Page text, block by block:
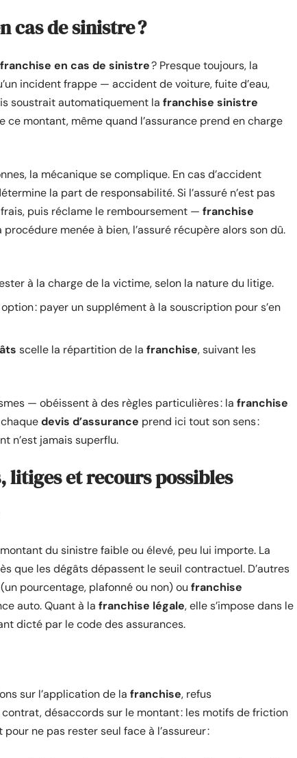
cas de sinistre ?
franchise en cas de sinistre? Presque toujours, la
incident frappe — accident de voiture, fuite d’eau,
soustrait automatiquement la franchise sinistre
ce montant, même quand l’assurance prend en charge
la mécanique se complique. En cas d’accident
la part de responsabilité. Si l’assuré n’est pas
puis réclame le remboursement — franchise
menée à bien, l’assuré récupère alors son dû.
à la charge de la victime, selon la nature du litige.
: payer un supplément à la souscription pour s’en
scelle la répartition de la franchise, suivant les
— obéissent à des règles particulières : la franchise
devis d’assurance prend ici tout son sens :
n’est jamais superflu.
litiges et recours possibles
du sinistre faible ou élevé, peu lui importe. La
que les dégâts dépassent le seuil contractuel. D’autres
(un pourcentage, plafonné ou non) ou franchise
auto. Quant à la franchise légale, elle s’impose dans le
dicté par le code des assurances.
sur l’application de la franchise, refus
désaccords sur le montant : les motifs de friction
ne pas rester seul face à l’assureur :